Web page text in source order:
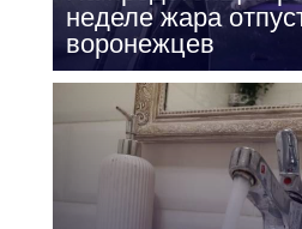
неделе жара
воронежцев